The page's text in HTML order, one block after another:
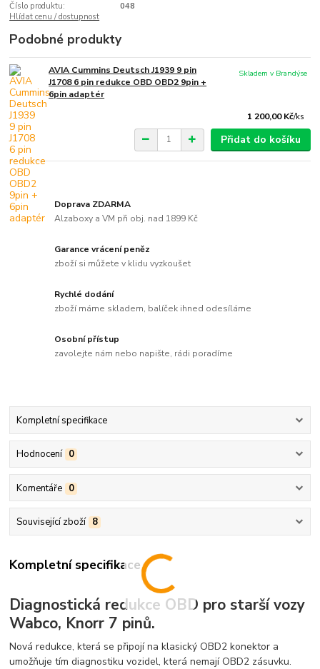
Číslo produktu:
048
Hlídat cenu / dostupnost
Podobné produkty
AVIA Cummins Deutsch J1939 9 pin
J1708 6 pin redukce OBD OBD2 9pin +
6pin adaptér
1 200,00 Kč/ks
Skladem v Brandýse
Přidat do košíku
Doprava ZDARMA
Alzaboxy a VM při obj. nad 1899 Kč
Garance vrácení peněz
zboží si můžete v klidu vyzkoušet
Rychlé dodání
zboží máme skladem, balíček ihned odesíláme
Osobní přístup
zavolejte nám nebo napište, rádi poradíme
Kompletní specifikace
Hodnocení 0
Komentáře 0
Související zboží 8
Kompletní specifikace
Diagnostická redukce OBD pro starší vozy
Wabco, Knorr 7 pinů.
Nová redukce, která se připojí na klasický OBD2 konektor a
umožňuje tím diagnostiku vozidel, která nemají OBD2 zásuvku.